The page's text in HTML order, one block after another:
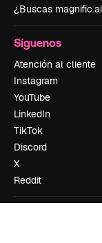
¿Buscas
Síguenos
Atención al cliente
Instagram
YouTube
LinkedIn
TikTok
Discord
X
Reddit